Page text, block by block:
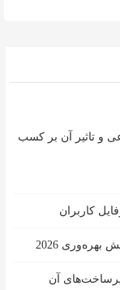
و تاثیر آن بر کسب
کاربران
2026
آن